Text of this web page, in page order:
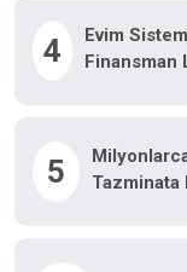
4
Evim
Finansman
5
Tazminata